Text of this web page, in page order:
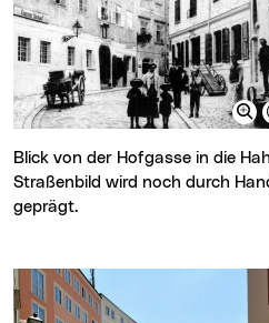
Blick von der Hofgasse in die Hahnengasse um 1920. Das
Straßenbild wird noch durch
geprägt.